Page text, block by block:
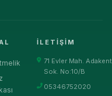
İLETIŞIM
71 Evler Mah. Adakent
Sok. No:10/B
05346752020